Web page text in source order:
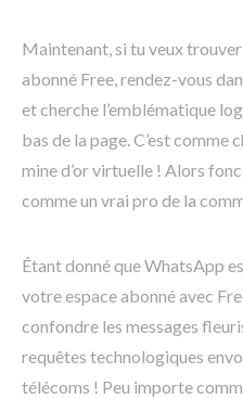
Maintenant, si tu veux trouver
abonné Free, rendez-vous
et cherche l’emblématique
bas de la page. C’est comme
mine d’or virtuelle ! Alors
comme un vrai pro de la
Étant donné que WhatsApp
votre espace abonné avec
confondre les messages
requêtes technologiques
télécoms ! Peu importe